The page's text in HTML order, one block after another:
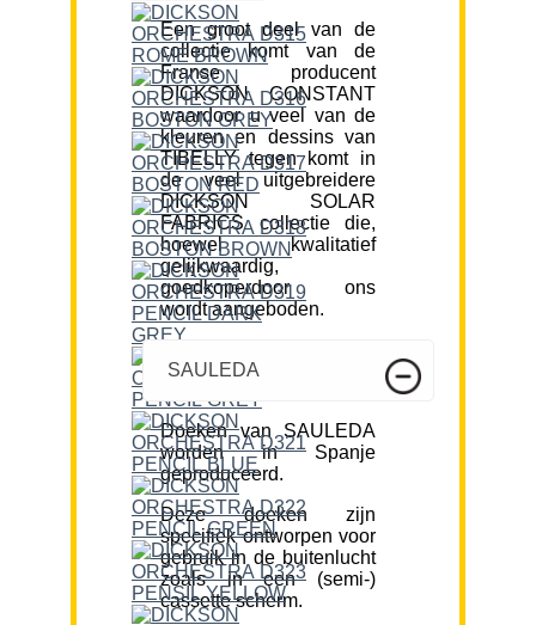
Een groot deel van de
collectie komt van de
Franse producent
DICKSON CONSTANT
waardoor u veel van de
kleuren en dessins van
TIBELLY tegen komt in
de veel uitgebreidere
DICKSON SOLAR
FABRICS collectie die,
hoewel kwalitatief
gelijkwaardig,
goedkoperdoor ons
wordt aangeboden.
SAULEDA
Doeken van SAULEDA
worden in Spanje
geproduceerd.
Deze doeken zijn
specifiek ontworpen voor
gebruik in de buitenlucht
zoals in een (semi-)
cassette scherm.